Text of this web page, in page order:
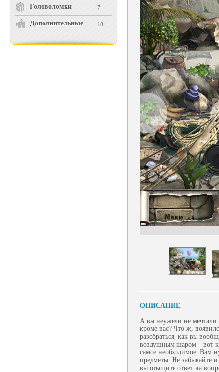
Головоломки 7
Дополнительные 18
ОПИСАНИЕ
А вы неужели не мечтали
кроме вас? Что ж,
разобраться, как вы
воздушным шаром – вот
самое необходимое. Вам
предметы. Не забывайте
вы отыщите ответ на